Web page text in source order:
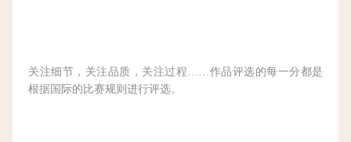
关注细节，关注品质，关注过程……作品评选的每一分都是
根据国际的比赛规则进行评选。